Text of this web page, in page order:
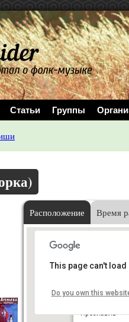
Статьи Группы
Расположение Время
Братья
Ярославль
This page can't
Do you own this